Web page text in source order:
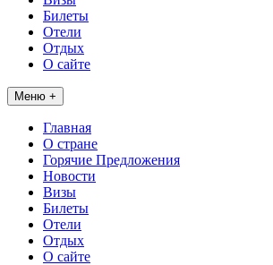
Билеты
Отели
Отдых
О сайте
Меню +
Главная
О стране
Горячие Предложения
Новости
Визы
Билеты
Отели
Отдых
О сайте